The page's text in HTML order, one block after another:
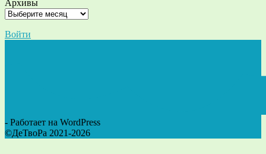
Архивы
Войти
- Работает на WordPress
©ДеТвоРа 2021-2026